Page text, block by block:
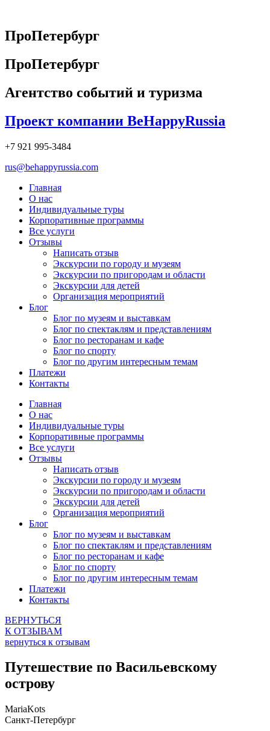
содержимому
ПроПетербург
ПроПетербург
Агентство событий и туризма
Проект компании BeHappyRussia
+7 921 995-3484
rus@behappyrussia.com
Главная
О нас
Индивидуальные туры
Корпоративные программы
Все услуги
Отзывы
Написать отзыв
Экскурсии по городу и музеям
Экскурсии по пригородам и области
Экскурсии для детей
Организация мероприятий
Блог
Блог по музеям и выставкам
Блог по спектаклям и представлениям
Блог по ресторанам и кафе
Блог по спорту
Блог по другим интересным темам
Платежи
Контакты
Главная
О нас
Индивидуальные туры
Корпоративные программы
Все услуги
Отзывы
Написать отзыв
Экскурсии по городу и музеям
Экскурсии по пригородам и области
Экскурсии для детей
Организация мероприятий
Блог
Блог по музеям и выставкам
Блог по спектаклям и представлениям
Блог по ресторанам и кафе
Блог по спорту
Блог по другим интересным темам
Платежи
Контакты
ВЕРНУТЬСЯ
К ОТЗЫВАМ
вернуться к отзывам
Путешествие по Васильевскому
острову
MariaKots
Санкт-Петербург